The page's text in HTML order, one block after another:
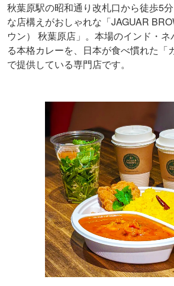
秋葉原駅の昭和通り改札口から徒歩5
な店構えがおしゃれな「JAGUAR
ウン） 秋葉原店」。本場のインド・
る本格カレーを、日本が食べ慣れた「
で提供している専門店です。